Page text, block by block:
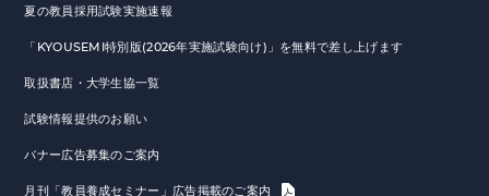
夏の教員採用試験実施速報
「KYOUSEMI特別版(2026年実施試験向け)」を無料で差し上げます
取扱書店・大学生協一覧
試験情報提供のお願い
バナー広告募集のご案内
月刊「教員養成セミナー」広告掲載のご案内